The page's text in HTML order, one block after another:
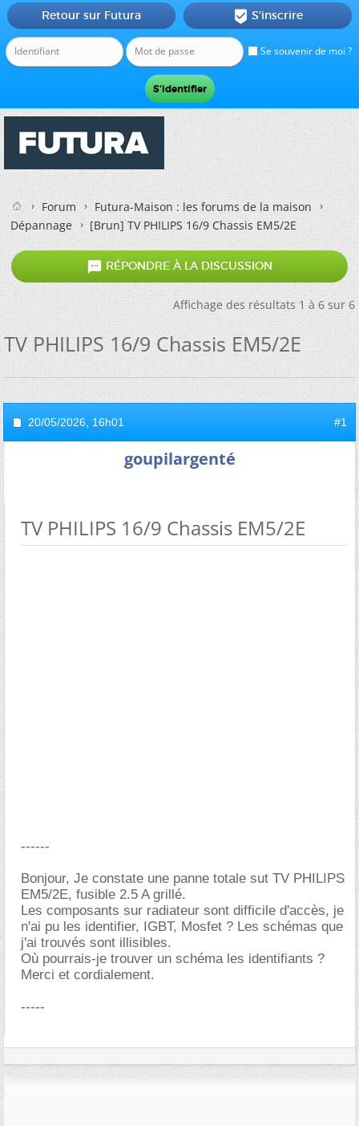
Se souvenir de moi ?
Retour sur Futura  S'inscrire
Forum
Futura-Maison : les forums de la maison
Dépannage
[Brun]TV PHILIPS 16/9 Chassis EM5/2E
 RÉPONDRE À LA DISCUSSION
Affichage des résultats 1 à 6 sur 6
TV PHILIPS 16/9 Chassis EM5/2E
20/05/2026, 16h01 #1
goupilargenté
TV PHILIPS 16/9 Chassis EM5/2E
------
Bonjour, Je constate une panne totale sut TV PHILIPS
EM5/2E, fusible 2.5 A grillé.
Les composants sur radiateur sont difficile d'accès, je
n'ai pu les identifier, IGBT, Mosfet ? Les schémas que
j'ai trouvés sont illisibles.
Où pourrais-je trouver un schéma les identifiants ?
Merci et cordialement.
-----